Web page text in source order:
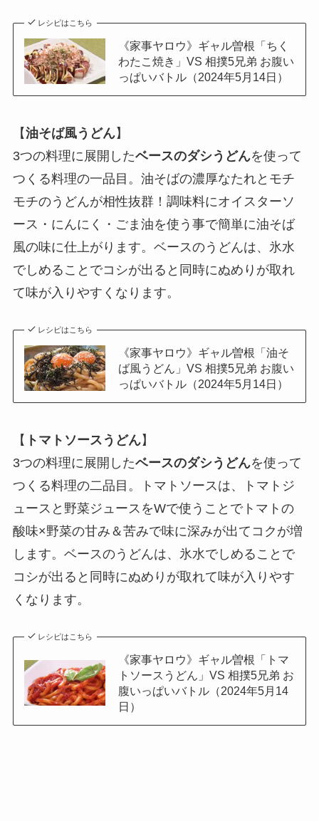
レシピはこちら
《家事ヤロウ》ギャル曽根「ちく
わたこ焼き」VS 相撲5兄弟 お腹い
っぱいバトル（2024年5月14日）
【油そば風うどん】
3つの料理に展開したベースのダシうどんを使って
つくる料理の一品目。油そばの濃厚なたれとモチ
モチのうどんが相性抜群！調味料にオイスターソ
ース・にんにく・ごま油を使う事で簡単に油そば
風の味に仕上がります。ベースのうどんは、氷水
でしめることでコシが出ると同時にぬめりが取れ
て味が入りやすくなります。
レシピはこちら
《家事ヤロウ》ギャル曽根「油そ
ば風うどん」VS 相撲5兄弟 お腹い
っぱいバトル（2024年5月14日）
【 トマトソースうどん】
3つの料理に展開したベースのダシうどんを使って
つくる料理の二品目。トマトソースは、トマトジ
ュースと野菜ジュースをWで使うことでトマトの
酸味×野菜の甘み＆苦みで味に深みが出てコクが増
します。ベースのうどんは、氷水でしめることで
コシが出ると同時にぬめりが取れて味が入りやす
くなります。
レシピはこちら
《家事ヤロウ》ギャル曽根「トマ
トソースうどん」VS 相撲5兄弟 お
腹いっぱいバトル（2024年5月14
日）